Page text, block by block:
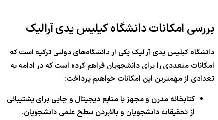
بررسی امکانات دانشگاه کیلیس یدی آرالیک
دانشگاه کیلیس یدی آرالیک یکی از دانشگاه‌های دولتی ترکیه است که
امکانات متعددی را برای دانشجویان فراهم کرده است که در ادامه به
تعدادی از مهمترین این امکانات خواهیم پرداخت:
کتابخانه مدرن و مجهز با منابع دیجیتال و چاپی برای پشتیبانی
از تحقیقات دانشجویان و بالابردن سطح علمی دانشجویان.